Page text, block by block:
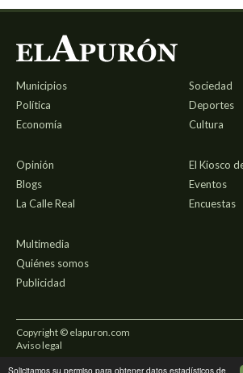
Solicitamos su permiso para obtener datos estadísticos de
Municipios
Política
Economía
Sociedad
Deportes
Cultura
Opinión
Blogs
La Calle Real
El Kiosco
Eventos
Encuestas
Multimedia
Quiénes somos
Publicidad
Copyright © elapuron.com
Aviso legal